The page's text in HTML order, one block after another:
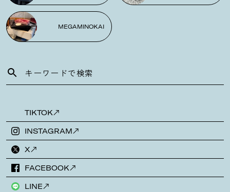
MEGAMINOKAI
TIKTOK
INSTAGRAM
X
FACEBOOK
LINE